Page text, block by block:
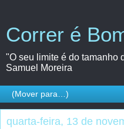
Correr é
"O seu limite é do tamanho
Samuel Moreira
quarta-feira, 13 de